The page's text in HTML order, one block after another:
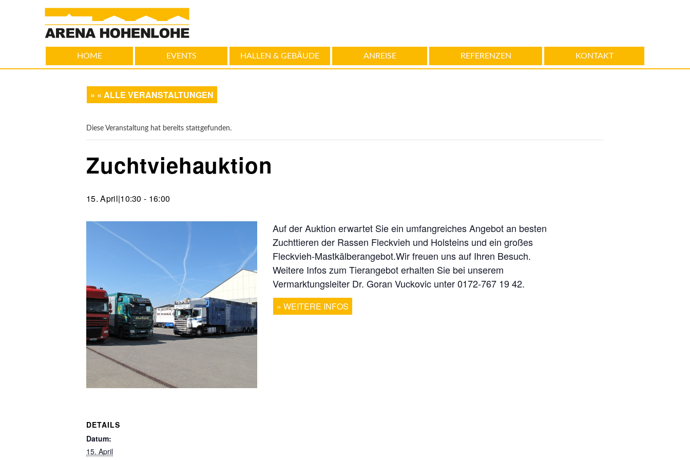
HOME EVENTS HALLEN & GEBÄUDE ANREISE REFERENZEN KONTAKT
« ALLE VERANSTALTUNGEN
Diese Veranstaltung hat bereits stattgefunden.
Zuchtviehauktion
15. April|10:30 - 16:00
Auf der Auktion erwartet Sie ein umfangreiches Angebot an besten
Zuchttieren der Rassen Fleckvieh und Holsteins und ein großes
Fleckvieh-Mastkälberangebot.Wir freuen uns auf Ihren Besuch.
Weitere Infos zum Tierangebot erhalten Sie bei unserem
Vermarktungsleiter Dr. Goran Vuckovic unter 0172-767 19 42.
WEITERE INFOS
DETAILS
Datum:
15. April